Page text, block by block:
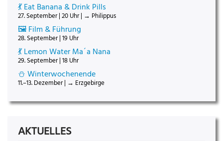
💃 Eat Banana & Drink Pills
27. September | 20 Uhr | → Philippus
🖼️ Film & Führung
28. September | 19 Uhr
💃 Lemon Water Ma´a Nana
29. September | 18 Uhr
⛄ Winterwochenende
11.–13. Dezember | → Erzgebirge
AKTUELLES